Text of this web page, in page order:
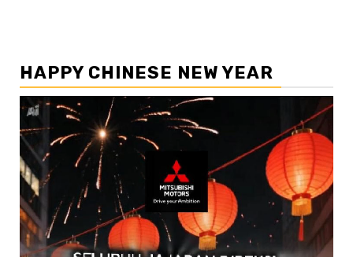
HAPPY CHINESE NEW YEAR
Pemutar